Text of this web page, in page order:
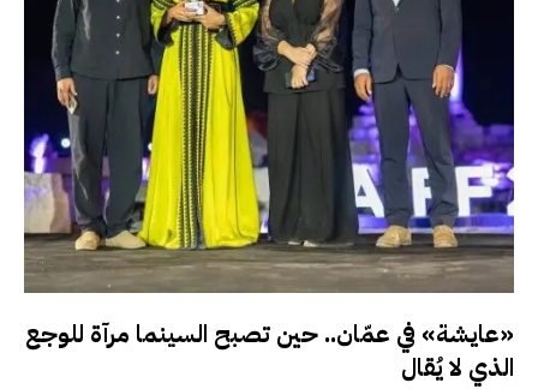
«عايشة» في عمّان.. حين تصبح السينما مرآة للوجع
الذي لا يُقال